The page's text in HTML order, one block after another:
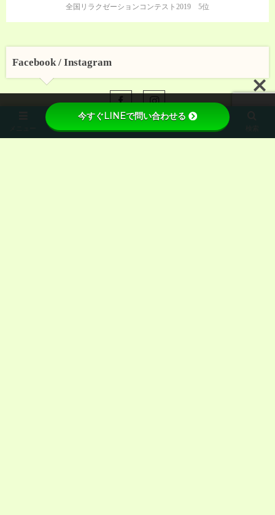
全国リラクゼーションコンテスト2019 5位
Facebook / Instagram
今すぐLINEで問い合わせる